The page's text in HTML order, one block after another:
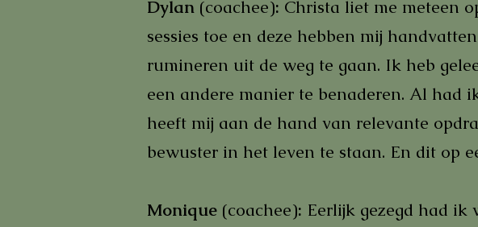
Dylan (coachee): Christa liet me meteen
sessies toe en deze hebben mij
rumineren uit de weg te gaan. Ik heb
een andere manier te benaderen. Al had
heeft mij aan de hand van relevante
bewuster in het leven te staan. En dit op
Monique (coachee): Eerlijk gezegd had ik